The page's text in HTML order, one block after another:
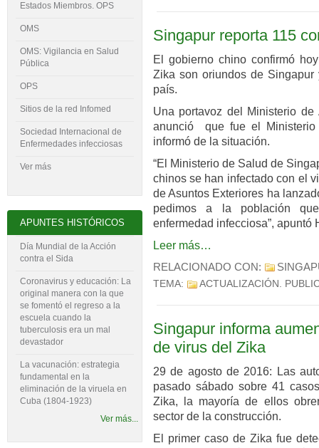
Singapur reporta 115
El gobierno chino confirmó
Zika son oriundos de
país.
Una portavoz del Ministerio
anunció que fue el
informó de la situación.
“El Ministerio de Salud de
chinos se han infectado con el
de Asuntos Exteriores ha
pedimos a la población
enfermedad infecciosa”, apuntó
Leer más…
RELACIONADO CON:
TEMA: ACTUALIZACIÓN .
Singapur informa
de virus del Zika
29 de agosto de 2016: Las
pasado sábado sobre 41
Zika, la mayoría de ellos
sector de la construcción.
El primer caso de Zika fue
Estados Miembros. OPS
OMS
OMS: Vigilancia en Salud
Pública
OPS
Sitios de la red Infomed
Sociedad Internacional de
Enfermedades infecciosas
Ver más
APUNTES HISTÓRICOS
Día Mundial de la Acción
contra el Sida
Coronavirus y educación: La
original manera con la que
se fomentó el regreso a la
escuela cuando la
tuberculosis era un mal
devastador
La vacunación: estrategia
fundamental en la
eliminación de la viruela en
Cuba (1804-‍1923)
Ver más...